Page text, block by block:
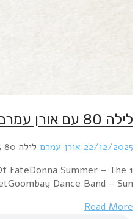
ReflexA-Ha – Cry